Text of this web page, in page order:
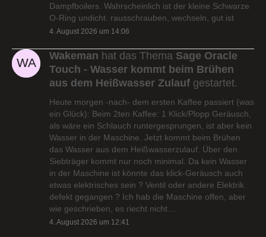
Dampfboilers. Wahrscheinlich ist der kleine Schwarze
O-Ring undicht. rausschrauben, wechseln, gut ist
4. August 2026 um 14:06
Wakeman hat das Thema Sage Oracle
Touch - Wasser kommt beim Brühen
aus dem Heißwasser Zulauf gestartet.
Heute morgen -nach- dem ersten Kaffee passiert (was
ein Glück): Beim 2ten Kaffee: 1 Klick/Plopp Geräusch,
als wäre ein Schlauch runtergesprungen, ist aber kein
Wasser in der Maschine. Jetzt kommt beim Brühen
das Wasser aus dem Heißwasserzulauf. Über den
Siebträger kommt nur noch minimal. Da kein Wasser
in der Maschine ist könnte das klick-Geräusch auch
etwas elektrisches sein ? Ventil oder andere Elektrik
defekt gegangen ? Ich hab die Maschine offen, aber
wie geschrieben, es riecht nicht…
4. August 2026 um 12:41